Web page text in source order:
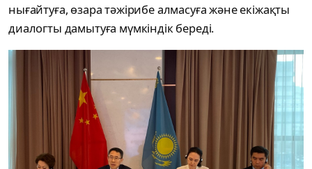
нығайтуға, өзара тәжірибе алмасуға және екіжақты
диалогты дамытуға мүмкіндік береді.